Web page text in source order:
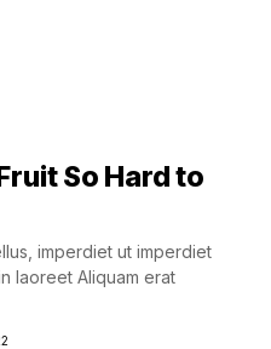
So Hard to
imperdiet ut imperdiet
laoreet Aliquam erat